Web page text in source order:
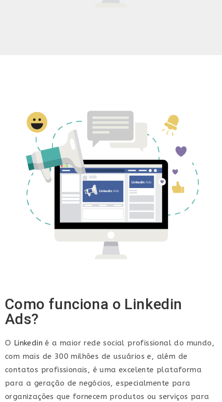
Como funciona o Linkedin
Ads?
O Linkedin é a maior rede social profissional do mundo,
com mais de 300 milhões de usuários e, além de
contatos profissionais, é uma excelente plataforma
para a geração de negócios, especialmente para
organizações que fornecem produtos ou serviços para